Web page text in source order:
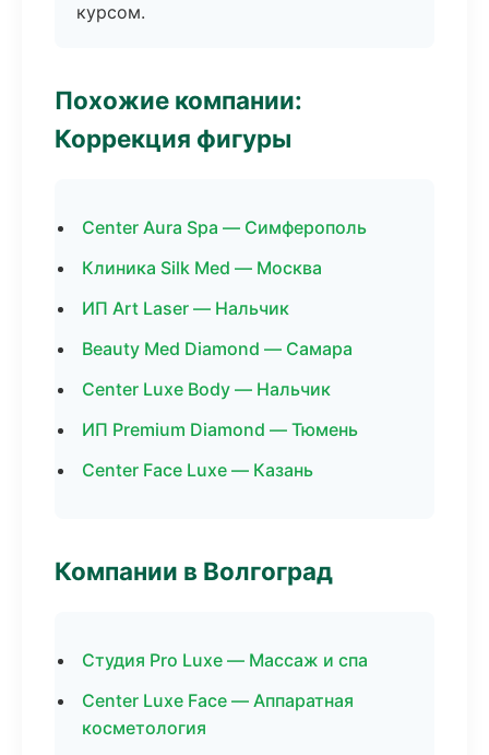
курсом.
Похожие компании:
Коррекция фигуры
Center Aura Spa — Симферополь
Клиника Silk Med — Москва
ИП Art Laser — Нальчик
Beauty Med Diamond — Самара
Center Luxe Body — Нальчик
ИП Premium Diamond — Тюмень
Center Face Luxe — Казань
Компании в Волгоград
Студия Pro Luxe — Массаж и спа
Center Luxe Face — Аппаратная
косметология